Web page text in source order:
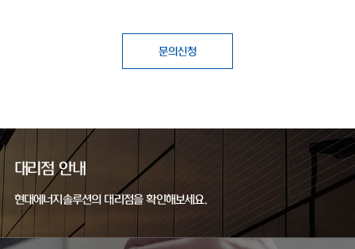
문의신청
대리점 안내
현대에너지솔루션의 대리점을 확인해보세요.